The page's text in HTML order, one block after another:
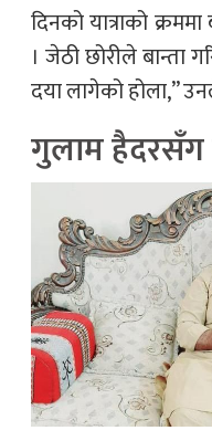
दिनको यात्राको
। जेठी छोरीले बान्ता
दया लागेको होला,”
गुलाम हैदरसँग